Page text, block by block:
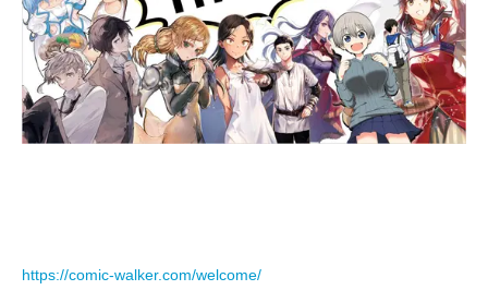
https://comic-walker.com/welcome/